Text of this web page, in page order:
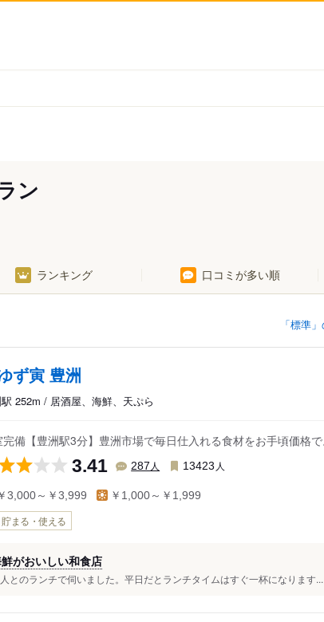
ン
ランキング 口コミが多い順
「標準
ず寅 豊洲
252m / 居酒屋、海鮮、天ぷら
備【豊洲駅3分】豊洲市場で毎日仕入れる食材をお手頃価格で
3.41 287 人 13423 人
3,000～￥3,999 ￥1,000～￥1,999
貯まる・使える
がおいしい和食店
とのランチで伺いました。平日だとランチタイムはすぐ一杯になります...